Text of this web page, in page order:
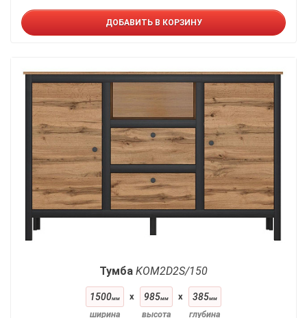
ДОБАВИТЬ В КОРЗИНУ
Тумба KOM2D2S/150
1500мм
ширина
x 985мм
высота
x 385мм
глубина